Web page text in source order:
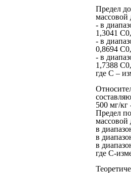
Предел
массовой
- в
1,3041
- в
0,8694
- в
1,7388
где С –
500 мг/кг
Предел
массовой
в
в
в
где С-